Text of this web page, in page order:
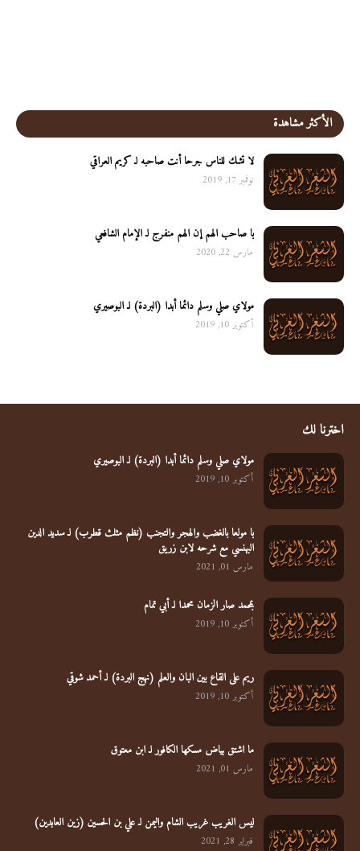
الأكثر مشاهدة
لا تشك للناس جرحا أنت صاحبه لـ كريم العراقي
نوفمبر 17, 2019
يا صاحب الهم إن الهم منفرج لـ الإمام الشافعي
مارس 22, 2020
مولاي صلي وسلم دائما أبدا (البردة) لـ البوصيري
أكتوبر 10, 2019
اخترنا لك
مولاي صلي وسلم دائما أبدا (البردة) لـ البوصيري
أكتوبر 10, 2019
يا مولعا بالغضب والهجر والتجنب (نظم مثلث قطرب) لـ سديد الدين
البهنسي مع شرحه لابن زريق
مارس 01, 2021
بمحمد صار الزمان محمدا لـ أبي تمام
أكتوبر 10, 2019
ريم على القاع بين البان والعلم (نهج البردة) لـ أحمد شوقي
أكتوبر 10, 2019
ما اشتق بياض مسكها الكافور لـ ابن معتوق
مارس 01, 2021
ليس الغريب غريب الشام واليمن لـ علي بن الحسين (زين العابدين)
فبراير 28, 2021